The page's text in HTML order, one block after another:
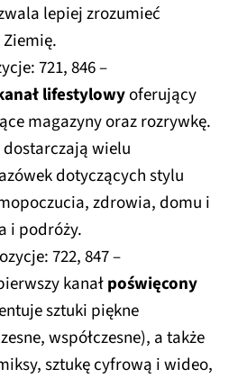
lepiej zrozumieć
721, 846 –
lifestylowyoferujący
magazyny oraz rozrywkę.
wielu
dotyczących stylu
zdrowia, domu i
i podróży.
722, 847 –
kanałpoświęcony
sztuki piękne
współczesne), a także
sztukę cyfrową i wideo,